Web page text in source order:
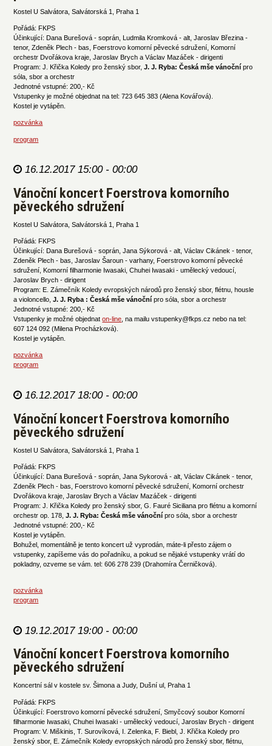
Kostel U Salvátora, Salvátorská 1, Praha 1
Pořádá: FKPS
Účinkující: Dana Burešová - soprán, Ludmila Kromková - alt, Jaroslav Březina -
tenor, Zdeněk Plech - bas, Foerstrovo komorní pěvecké sdružení, Komorní
orchestr Dvořákova kraje, Jaroslav Brych a Václav Mazáček - dirigenti
Program: J. Křička Koledy pro ženský sbor,J. J. Ryba: Česká mše vánočnípro
sóla, sbor a orchestr
Jednotné vstupné: 200,- Kč
Vstupenky je možné objednat na tel: 723 645 383 (Alena Kovářová).
Kostel je vytápěn.
pozvánka
program
16.12.2017 15:00 - 00:00
Vánoční koncert Foerstrova komorního
pěveckého sdružení
Kostel U Salvátora, Salvátorská 1, Praha 1
Pořádá: FKPS
Účinkující: Dana Burešová - soprán, Jana Sýkorová - alt, Václav Cikánek - tenor,
Zdeněk Plech - bas, Jaroslav Šaroun - varhany, Foerstrovo komorní pěvecké
sdružení, Komorní filharmonie Iwasaki, Chuhei Iwasaki - umělecký vedoucí,
Jaroslav Brych - dirigent
Program: E. Zámečník Koledy evropských národů pro ženský sbor, flétnu, housle
a violoncello, J. J. Ryba : Česká mše vánočnípro sóla, sbor a orchestr
Jednotné vstupné: 200,- Kč
Vstupenky je možné objednaton-line , na mailu vstupenky@fkps.cz nebo na tel:
607 124 092 (Milena Procházková).
Kostel je vytápěn.
pozvánka
program
16.12.2017 18:00 - 00:00
Vánoční koncert Foerstrova komorního
pěveckého sdružení
Kostel U Salvátora, Salvátorská 1, Praha 1
Pořádá: FKPS
Účinkující: Dana Burešová - soprán, Jana Sykorová - alt, Václav Cikánek - tenor,
Zdeněk Plech - bas, Foerstrovo komorní pěvecké sdružení, Komorní orchestr
Dvořákova kraje, Jaroslav Brych a Václav Mazáček - dirigenti
Program: J. Křička Koledy pro ženský sbor, G. Fauré Siciliana pro flétnu a komorní
orchestr op. 178,J. J. Ryba: Česká mše vánočnípro sóla, sbor a orchestr
Jednotné vstupné: 200,- Kč
Kostel je vytápěn.
Bohužel, momentálně je tento koncert už vyprodán, máte-li přesto zájem o
vstupenky, zapíšeme vás do pořadníku, a pokud se nějaké vstupenky vrátí do
pokladny, ozveme se vám. tel: 606 278 239 (Drahomíra Černičková).
pozvánka
program
19.12.2017 19:00 - 00:00
Vánoční koncert Foerstrova komorního
pěveckého sdružení
Koncertní sál v kostele sv. Šimona a Judy, Dušní ul, Praha 1
Pořádá: FKPS
Účinkující: Foerstrovo komorní pěvecké sdružení, Smyčcový soubor Komorní
filharmonie Iwasaki, Chuhei Iwasaki - umělecký vedoucí, Jaroslav Brych - dirigent
Program: V. Miškinis, T. Surovíková, I. Zelenka, F. Biebl, J. Křička Koledy pro
ženský sbor, E. Zámečník Koledy evropských národů pro ženský sbor, flétnu,